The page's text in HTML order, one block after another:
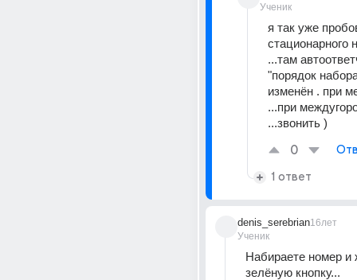
Ученик
я так уже
стационарного
...там
"порядок
изменён . при
...при
...звонить )
0
1 ответ
denis_serebrian
Ученик
16лет
Набираете номер и
зелёную кнопку...